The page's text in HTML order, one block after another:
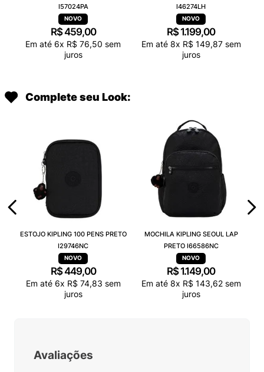
I57024PA
R$459,00
Em até 6x R$ 76,50 sem
juros
I46274LH
R$ 1.199,00
Em até 8x R$ 149,87sem
juros
Complete seu Look:
ESTOJO KIPLING 100 PENS PRETO
I29746NC
R$449,00
Em até 6x R$ 74,83 sem
juros
MOCHILA KIPLING SEOUL LAP
PRETO I66586NC
R$ 1.149,00
Em até 8x R$ 143,62sem
juros
Avaliações